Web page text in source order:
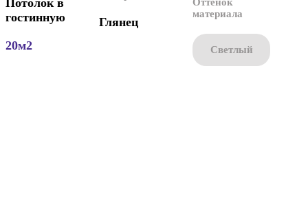
Потолок в
гостинную
20м2
Глянец
Оттенок
материала
Cветлый